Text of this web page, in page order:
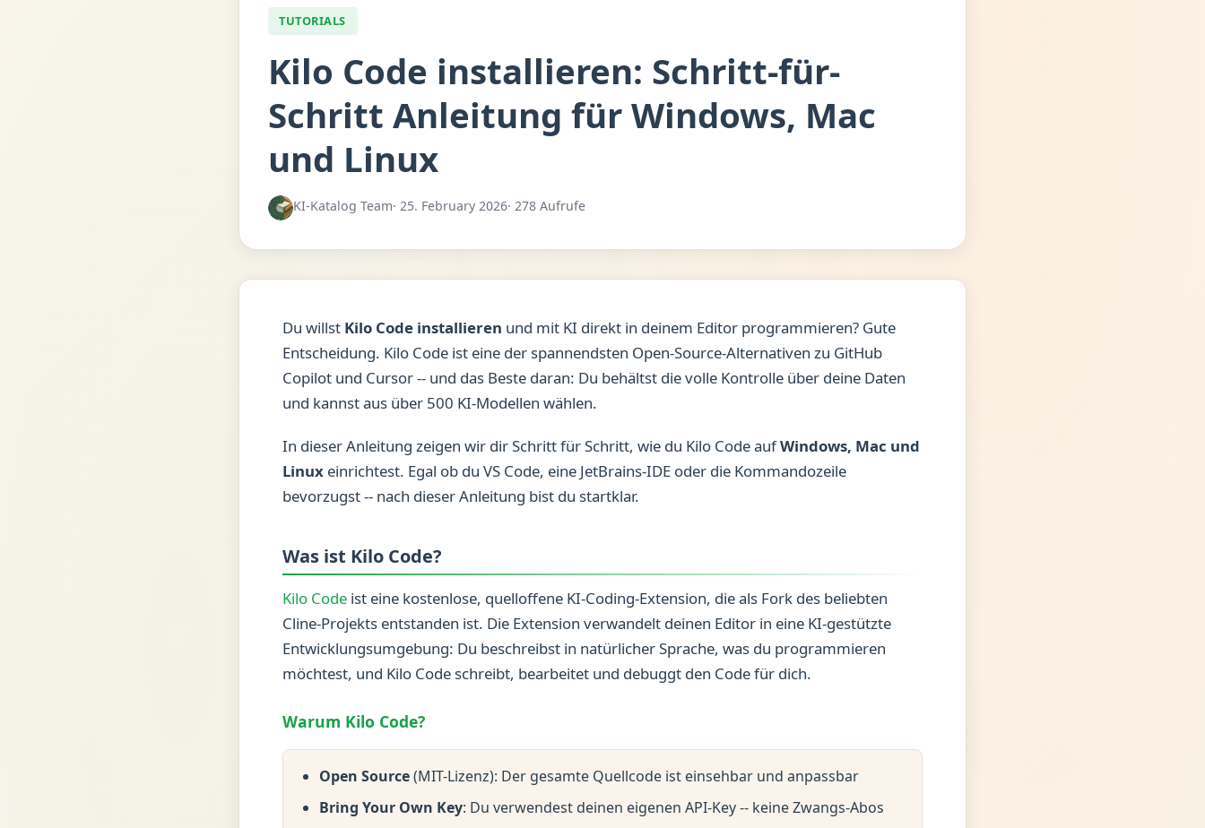
TUTORIALS
Kilo Code installieren: Schritt-für-
Schritt Anleitung für Windows, Mac
und Linux
KI-Katalog Team· 25. February 2026· 278 Aufrufe
Du willst Kilo Code installieren und mit KI direkt in deinem Editor programmieren? Gute
Entscheidung. Kilo Code ist eine der spannendsten Open-Source-Alternativen zu GitHub
Copilot und Cursor -- und das Beste daran: Du behältst die volle Kontrolle über deine Daten
und kannst aus über 500 KI-Modellen wählen.
In dieser Anleitung zeigen wir dir Schritt für Schritt, wie du Kilo Code aufWindows, Mac und
Linuxeinrichtest. Egal ob du VS Code, eine JetBrains-IDE oder die Kommandozeile
bevorzugst -- nach dieser Anleitung bist du startklar.
Was ist Kilo Code?
Kilo Codeist eine kostenlose, quelloffene KI-Coding-Extension, die als Fork des beliebten
Cline-Projekts entstanden ist. Die Extension verwandelt deinen Editor in eine KI-gestützte
Entwicklungsumgebung: Du beschreibst in natürlicher Sprache, was du programmieren
möchtest, und Kilo Code schreibt, bearbeitet und debuggt den Code für dich.
Warum Kilo Code?
Open Source(MIT-Lizenz): Der gesamte Quellcode ist einsehbar und anpassbar
Bring Your Own Key: Du verwendest deinen eigenen API-Key -- keine Zwangs-Abos